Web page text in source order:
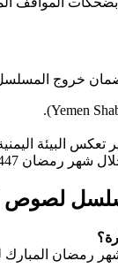
خروج
تعكس البيئة
شهر رمضان 1447هـ.
لصوص
2026 (الموافق 1447